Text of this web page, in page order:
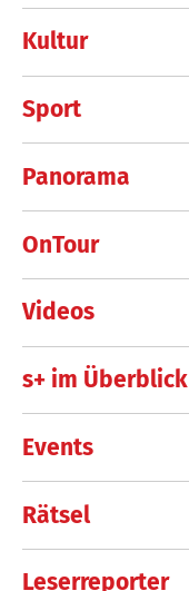
Kultur
Sport
Panorama
OnTour
Videos
s+ im Überblick
Events
Rätsel
Leserreporter